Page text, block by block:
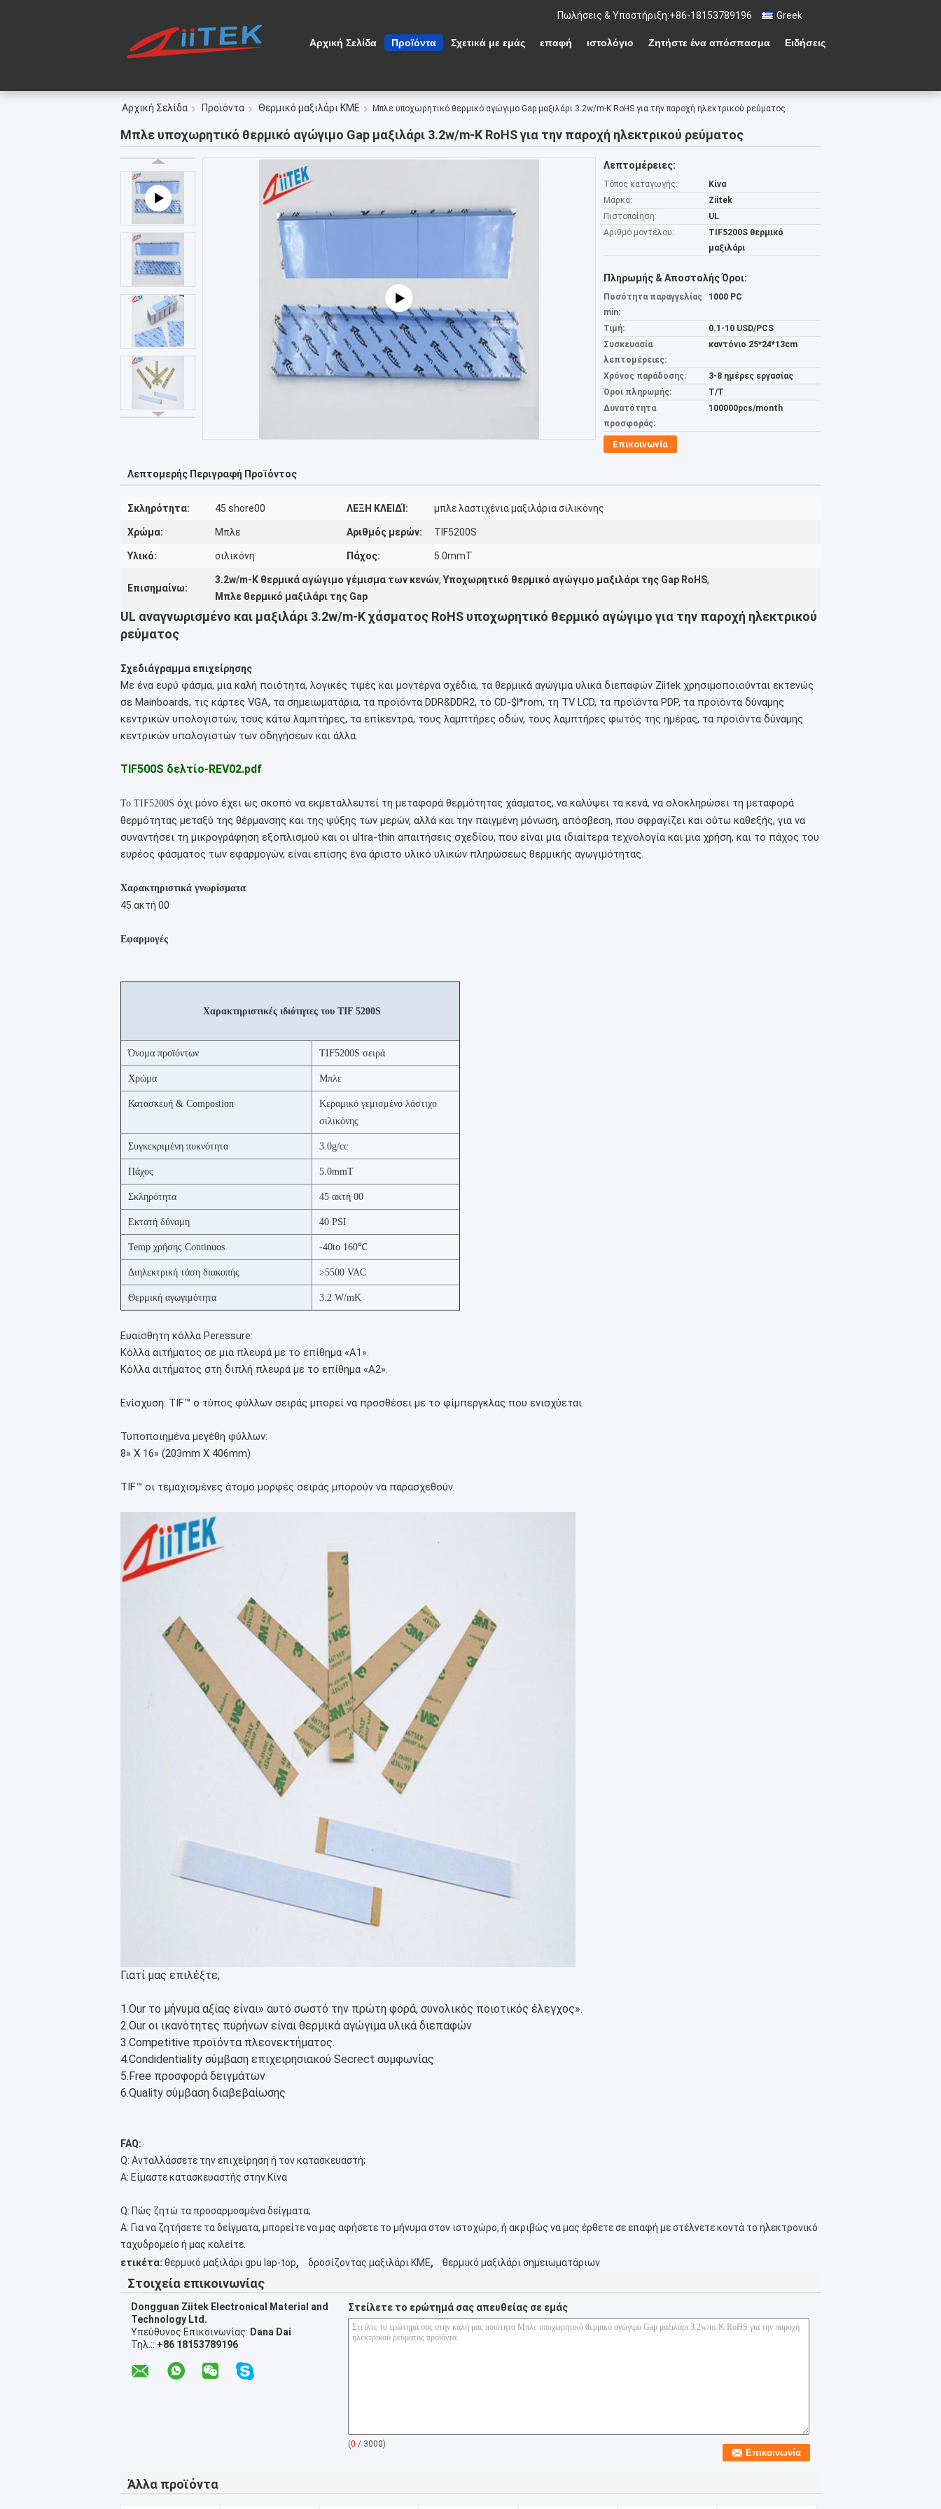
Greek
Πωλήσεις & Υποστήριξη:+86-18153789196
Αρχική Σελίδα Προϊόντα Σχετικά με εμάς επαφή ιστολόγιο Ζητήστε ένα απόσπασμα Ειδήσεις
Αρχική Σελίδα Προϊόντα Θερμικό μαξιλάρι ΚΜΕ Μπλε υποχωρητικό θερμικό αγώγιμο Gap μαξιλάρι 3.2w/m-Κ RoHS για την παροχή ηλεκτρικού ρεύματος
Μπλε υποχωρητικό θερμικό αγώγιμο Gap μαξιλάρι 3.2w/m-Κ RoHS για την παροχή ηλεκτρικού ρεύματος
Λεπτομέρειες:
Τόπος καταγωγής:
Κίνα
Μάρκα:
Ziitek
Πιστοποίηση:
UL
Αριθμό μοντέλου:
TIF5200S θερμικό
μαξιλάρι
Πληρωμής & Αποστολής Όροι:
Ποσότητα παραγγελίας
min:
1000 PC
Τιμή:
0.1-10 USD/PCS
Συσκευασία
λεπτομέρειες:
καντόνιο 25*24*13cm
Χρόνος παράδοσης:
3-8 ημέρες εργασίας
Όροι πληρωμής:
T/T
Δυνατότητα
προσφοράς:
100000pcs/month
Επικοινωνία
Λεπτομερής Περιγραφή Προϊόντος
Σκληρότητα: 45 shore00 ΛΕΞΗ ΚΛΕΙΔΊ: μπλε λαστιχένια μαξιλάρια σιλικόνης
Χρώμα: Μπλε Αριθμός μερών: TIF5200S
Υλικό: σιλικόνη Πάχος: 5.0mmT
Επισημαίνω:
3.2w/m-Κ θερμικά αγώγιμο γέμισμα των κενών, Υποχωρητικό θερμικό αγώγιμο μαξιλάρι της Gap RoHS,
Μπλε θερμικό μαξιλάρι της Gap
UL αναγνωρισμένο και μαξιλάρι 3.2w/m-Κ χάσματος RoHS υποχωρητικό θερμικό αγώγιμο για την παροχή ηλεκτρικού
ρεύματος
Σχεδιάγραμμα επιχείρησης
Με ένα ευρύ φάσμα, μια καλή ποιότητα, λογικές τιμές και μοντέρνα σχέδια, τα θερμικά αγώγιμα υλικά διεπαφών Ziitek χρησιμοποιούνται εκτενώς
σε Mainboards, τις κάρτες VGA, τα σημειωματάρια, τα προϊόντα DDR&DDR2, το CD-$l*rom, τη TV LCD, τα προϊόντα PDP, τα προϊόντα δύναμης
κεντρικών υπολογιστών, τους κάτω λαμπτήρες, τα επίκεντρα, τους λαμπτήρες οδών, τους λαμπτήρες φωτός της ημέρας, τα προϊόντα δύναμης
κεντρικών υπολογιστών των οδηγήσεων και άλλα.
TIF500S δελτίο-REV02.pdf
Το TIF5200S όχι μόνο έχει ως σκοπό να εκμεταλλευτεί τη μεταφορά θερμότητας χάσματος, να καλύψει τα κενά, να ολοκληρώσει τη μεταφορά
θερμότητας μεταξύ της θέρμανσης και της ψύξης των μερών, αλλά και την παιγμένη μόνωση, απόσβεση, που σφραγίζει και ούτω καθεξής, για να
συναντήσει τη μικρογράφηση εξοπλισμού και οι ultra-thin απαιτήσεις σχεδίου, που είναι μια ιδιαίτερα τεχνολογία και μια χρήση, και το πάχος του
ευρέος φάσματος των εφαρμογών, είναι επίσης ένα άριστο υλικό υλικών πληρώσεως θερμικής αγωγιμότητας.
Χαρακτηριστικά γνωρίσματα
45 ακτή 00
Εφαρμογές
Χαρακτηριστικές ιδιότητες του TIF 5200S
Όνομα προϊόντων TIF5200S σειρά
Χρώμα Μπλε
Κατασκευή & Compostion
Κεραμικό γεμισμένο λάστιχο
σιλικόνης
Συγκεκριμένη πυκνότητα 3.0g/cc
Πάχος 5.0mmT
Σκληρότητα 45 ακτή 00
Εκτατή δύναμη 40 PSI
Temp χρήσης Continuos -40to 160℃
Διηλεκτρική τάση διακοπής >5500 VAC
Θερμική αγωγιμότητα 3.2 W/mK
Ευαίσθητη κόλλα Peressure:
Κόλλα αιτήματος σε μια πλευρά με το επίθημα «Α1».
Κόλλα αιτήματος στη διπλή πλευρά με το επίθημα «A2».
Ενίσχυση: TIF™ ο τύπος φύλλων σειράς μπορεί να προσθέσει με το φίμπεργκλας που ενισχύεται.
Τυποποιημένα μεγέθη φύλλων:
8» Χ 16» (203mm X 406mm)
TIF™ οι τεμαχισμένες άτομο μορφές σειράς μπορούν να παρασχεθούν.
Γιατί μας επιλέξτε;
1.Our το μήνυμα αξίας είναι» αυτό σωστό την πρώτη φορά, συνολικός ποιοτικός έλεγχος».
2.Our οι ικανότητες πυρήνων είναι θερμικά αγώγιμα υλικά διεπαφών
3.Competitive προϊόντα πλεονεκτήματος.
4.Condidentiality σύμβαση επιχειρησιακού Secrect συμφωνίας
5.Free προσφορά δειγμάτων
6.Quality σύμβαση διαβεβαίωσης
FAQ:
Q: Ανταλλάσσετε την επιχείρηση ή τον κατασκευαστή;
Α: Είμαστε κατασκευαστής στην Κίνα
Q: Πώς ζητώ τα προσαρμοσμένα δείγματα;
Α: Για να ζητήσετε τα δείγματα, μπορείτε να μας αφήσετε το μήνυμα στον ιστοχώρο, ή ακριβώς να μας έρθετε σε επαφή με στέλνετε κοντά το ηλεκτρονικό
ταχυδρομείο ή μας καλείτε.
ετικέτα: θερμικό μαξιλάρι gpu lap-top, δροσίζοντας μαξιλάρι ΚΜΕ, θερμικό μαξιλάρι σημειωματάριων
Στοιχεία επικοινωνίας
Dongguan Ziitek Electronical Material and
Technology Ltd.
Υπεύθυνος Επικοινωνίας: Dana Dai
Τηλ.:: +86 18153789196
Στείλετε το ερώτημά σας απευθείας σε εμάς
(0 / 3000)
Άλλα προϊόντα